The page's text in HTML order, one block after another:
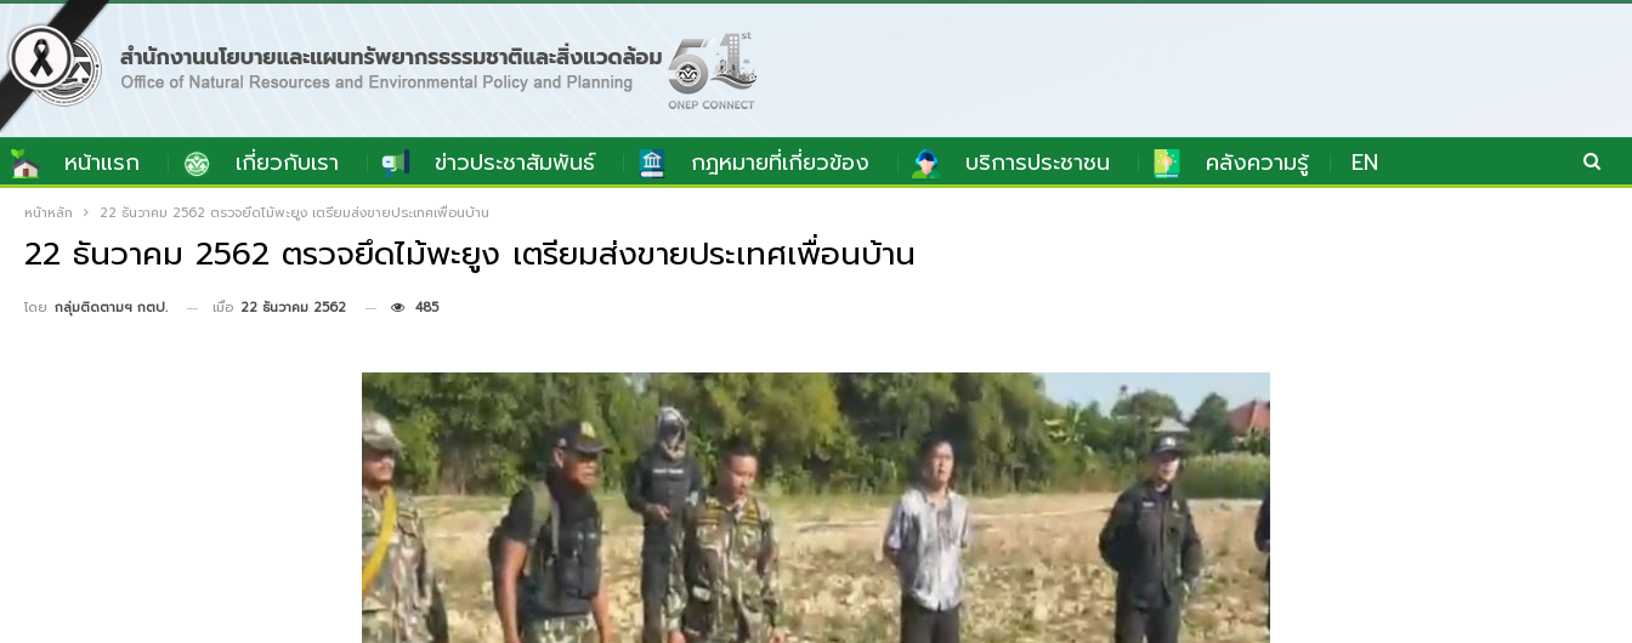
หน้าแรก เกี่ยวกับเรา ข่าวประชาสัมพันธ์ กฎหมายที่เกี่ยวข้อง บริการประชาชน คลังความรู้ EN
หน้าหลัก 22 ธันวาคม 2562 ตรวจยึดไม้พะยูง เตรียมส่งขายประเทศเพื่อนบ้าน
22 ธันวาคม 2562 ตรวจยึดไม้พะยูง เตรียมส่งขายประเทศเพื่อนบ้าน
โดย กลุ่มติดตามฯ กตป. เมื่อ 22 ธันวาคม 2562 485